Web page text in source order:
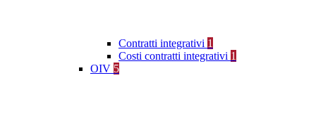
Contratti integrativi 1
Costi contratti integrativi 1
OIV 5